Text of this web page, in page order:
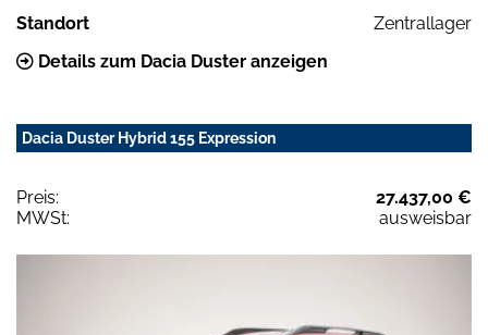
Standort
Zentrallager
Details zum Dacia Duster anzeigen
Dacia Duster Hybrid 155 Expression
Preis:
27.437,00 €
MWSt:
ausweisbar